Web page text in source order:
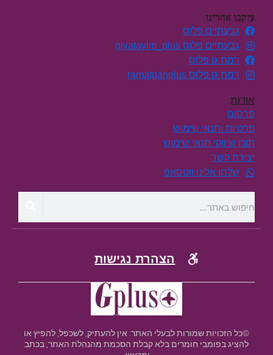
עיקבו אחרינו
גבעתיים פלוס
גבעתיים פלוס givatayim_plus
רמת גן פלוס
רמת גן פלוס ramatganplus
אודות
פרסום
פרטיות ותנאי שימוש
תוכן שיווקי תנאי שימוש
יצירת קשר
שלחו אלינו ווטסאפ
הצהרת נגישות
©כל הזכויות שמורות לבעלי האתר. אין להעתיק, לשכפל, להפיץ או
להציג בפומבי חומרים בלא קבלת הסכמת מהנהלת האתר, בכתב